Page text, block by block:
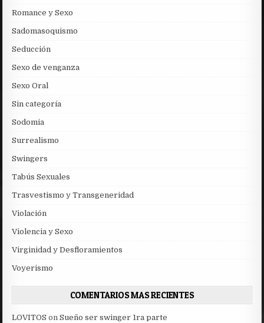
Romance y Sexo
Sadomasoquismo
Seducción
Sexo de venganza
Sexo Oral
Sin categoría
Sodomia
Surrealismo
Swingers
Tabús Sexuales
Trasvestismo y Transgeneridad
Violación
Violencia y Sexo
Virginidad y Desfloramientos
Voyerismo
COMENTARIOS MAS RECIENTES
LOVITOS onSueño ser swinger 1ra parte